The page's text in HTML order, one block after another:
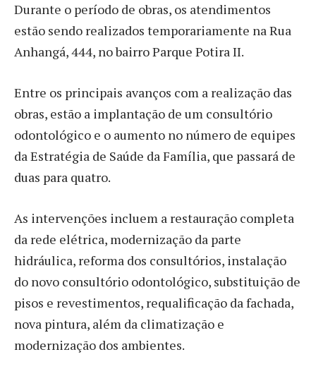
Durante o período de obras, os atendimentos
estão sendo realizados temporariamente na Rua
Anhangá, 444, no bairro Parque Potira II.
Entre os principais avanços com a realização das
obras, estão a implantação de um consultório
odontológico e o aumento no número de equipes
da Estratégia de Saúde da Família, que passará de
duas para quatro.
As intervenções incluem a restauração completa
da rede elétrica, modernização da parte
hidráulica, reforma dos consultórios, instalação
do novo consultório odontológico, substituição de
pisos e revestimentos, requalificação da fachada,
nova pintura, além da climatização e
modernização dos ambientes.